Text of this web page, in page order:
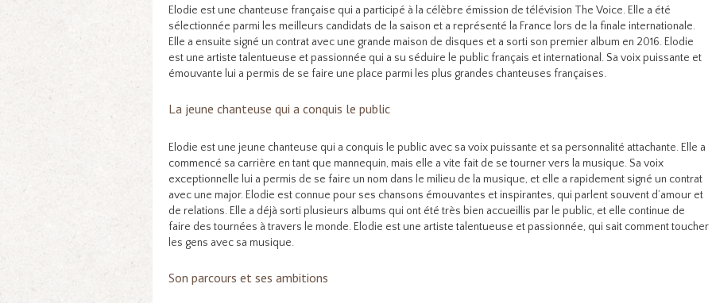
Elodie est une chanteuse française qui a participé à la célèbre émission de télévision The Voice. Elle a été
sélectionnée parmi les meilleurs candidats de la saison et a représenté la France lors de la finale internationale.
Elle a ensuite signé un contrat avec une grande maison de disques et a sorti son premier album en 2016. Elodie
est une artiste talentueuse et passionnée qui a su séduire le public français et international. Sa voix puissante et
émouvante lui a permis de se faire une place parmi les plus grandes chanteuses françaises.
La jeune chanteuse qui a conquis le public
Elodie est une jeune chanteuse qui a conquis le public avec sa voix puissante et sa personnalité attachante. Elle a
commencé sa carrière en tant que mannequin, mais elle a vite fait de se tourner vers la musique. Sa voix
exceptionnelle lui a permis de se faire un nom dans le milieu de la musique, et elle a rapidement signé un contrat
avec une major. Elodie est connue pour ses chansons émouvantes et inspirantes, qui parlent souvent d’amour et
de relations. Elle a déjà sorti plusieurs albums qui ont été très bien accueillis par le public, et elle continue de
faire des tournées à travers le monde. Elodie est une artiste talentueuse et passionnée, qui sait comment toucher
les gens avec sa musique.
Son parcours et ses ambitions